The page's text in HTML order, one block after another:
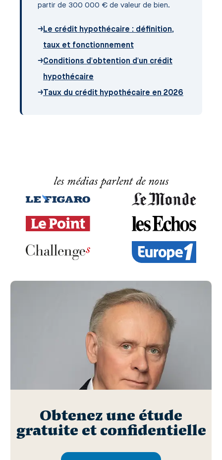
partir de 300 000 € de valeur de bien.
→Le crédit hypothécaire : définition,
taux et fonctionnement
→Conditions d'obtention d'un crédit
hypothécaire
→Taux du crédit hypothécaire en 2026
les médias parlent de nous
Obtenez une étude
gratuite et confidentielle